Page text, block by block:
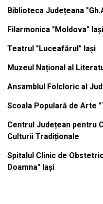
Biblioteca Județeana
Filarmonica "Moldova" Iași
Teatrul "Luceafărul" Iași
Muzeul Național al
Ansamblul Folcloric al
Scoala Populară de Arte
Centrul Județean pentru
Culturii Tradiționale
Spitalul Clinic de
Doamna" Iași